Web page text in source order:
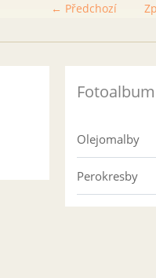
← Předchozí
Fotoalbum
Olejomalby
Perokresby